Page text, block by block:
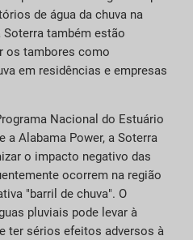
de água da chuva na
também estão
os tambores como
em residências e empresas
Nacional do Estuário
a Alabama Power, a Soterra
o impacto negativo das
ocorrem na região
"barril de chuva". O
pluviais pode levar à
ter sérios efeitos adversos à